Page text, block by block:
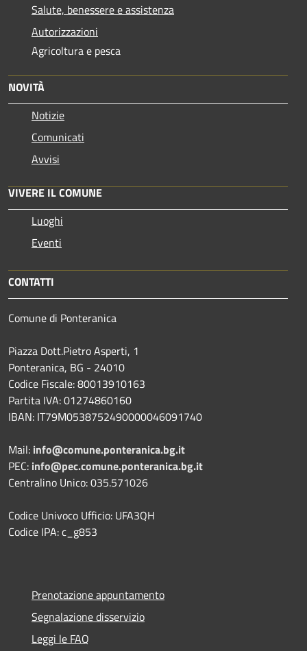
Salute, benessere e assistenza
Autorizzazioni
Agricoltura e pesca
NOVITÀ
Notizie
Comunicati
Avvisi
VIVERE IL COMUNE
Luoghi
Eventi
CONTATTI
Comune di Ponteranica
Piazza Dott.Pietro Asperti, 1
Ponteranica, BG - 24010
Codice Fiscale: 80013910163
Partita IVA: 01274860160
IBAN: IT79M0538752490000046091740
Mail: info@comune.ponteranica.bg.it
PEC: info@pec.comune.ponteranica.bg.it
Centralino Unico: 035.571026
Codice Univoco Ufficio: UFA3QH
Codice IPA: c_g853
Prenotazione appuntamento
Segnalazione disservizio
Leggi le FAQ